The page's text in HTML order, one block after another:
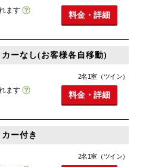
ます
料金・詳細
ーなし(お客様各自移動)
ます
2名1室（ツイン）
料金・詳細
ー付き
2名1室（ツイン）